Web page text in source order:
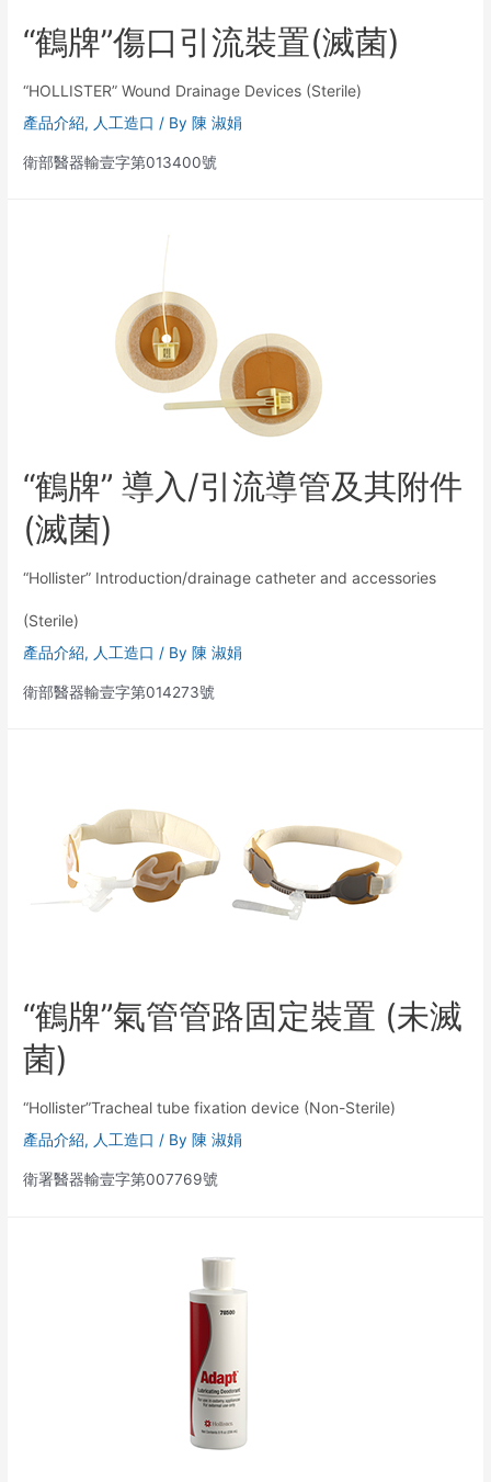
“鶴牌”傷口引流裝置(滅菌)
“HOLLISTER” Wound Drainage Devices (Sterile)
產品介紹, 人工造口 / By 陳 淑娟
衛部醫器輸壹字第013400號
“鶴牌” 導入/引流導管及其附件
(滅菌)
“Hollister” Introduction/drainage catheter and accessories
(Sterile)
產品介紹, 人工造口 / By 陳 淑娟
衛部醫器輸壹字第014273號
“鶴牌”氣管管路固定裝置 (未滅
菌)
“Hollister”Tracheal tube fixation device (Non-Sterile)
產品介紹, 人工造口 / By 陳 淑娟
衛署醫器輸壹字第007769號